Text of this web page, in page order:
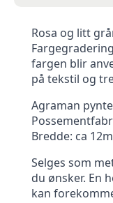
Rosa og litt
fargen blir
på tekstil og
Agraman
Bredde: ca
Selges som
du ønsker. En
kan